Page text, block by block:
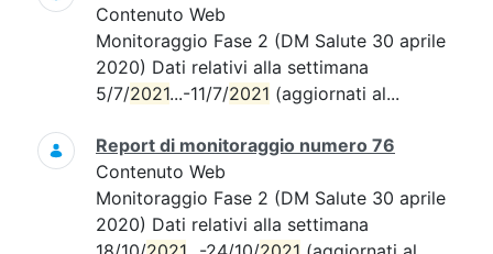
Contenuto Web
Monitoraggio Fase 2 (DM Salute 30 aprile
2020) Dati relativi alla settimana
5/7/2021...-11/7/2021 (aggiornati al...
Report di monitoraggio numero 76
Contenuto Web
Monitoraggio Fase 2 (DM Salute 30 aprile
2020) Dati relativi alla settimana